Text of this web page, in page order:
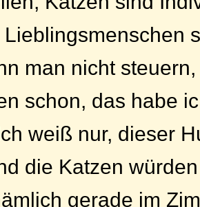
man nicht
schon, das habe
weiß nur, dieser
die Katzen
gerade im